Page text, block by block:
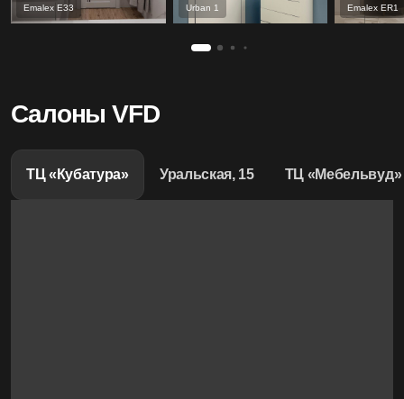
Emalex Е33 Urban 1 Emalex ER1
Салоны VFD
ТЦ «Кубатура» Уральская, 15 ТЦ «Мебельвуд»